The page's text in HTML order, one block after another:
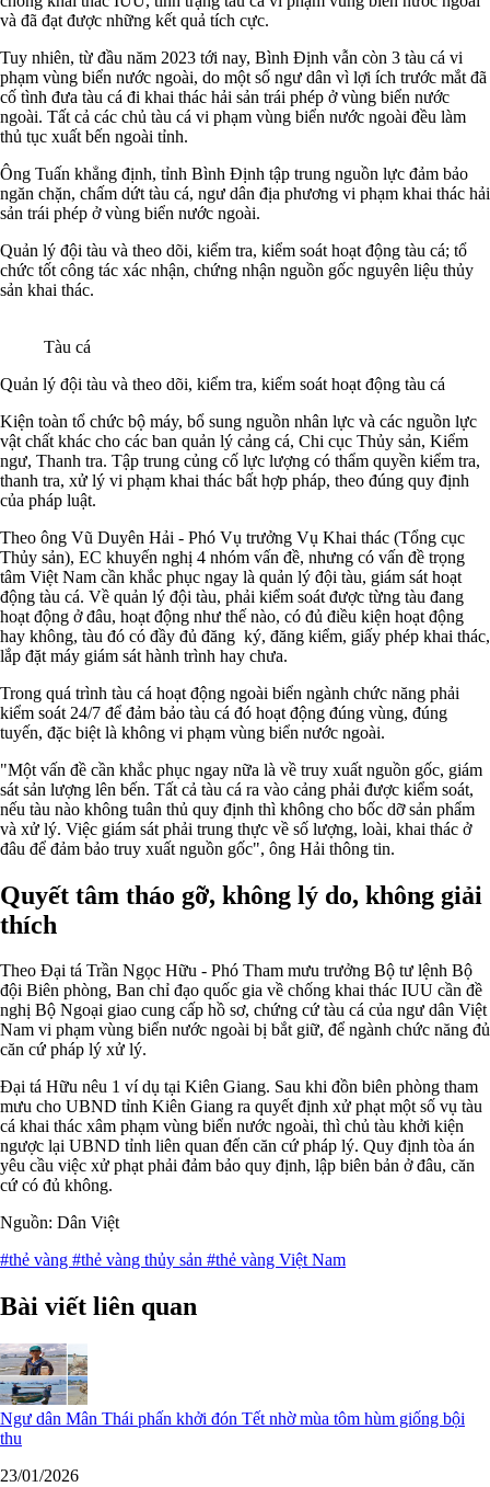
và đã đạt được những kết quả tích cực.
Tuy nhiên, từ đầu năm 2023 tới nay, Bình Định vẫn còn 3 tàu cá vi
phạm vùng biển nước ngoài, do một số ngư dân vì lợi ích trước mắt đã
cố tình đưa tàu cá đi khai thác hải sản trái phép ở vùng biển nước
ngoài. Tất cả các chủ tàu cá vi phạm vùng biển nước ngoài đều làm
thủ tục xuất bến ngoài tỉnh.
Ông Tuấn khẳng định, tỉnh Bình Định tập trung nguồn lực đảm bảo
ngăn chặn, chấm dứt tàu cá, ngư dân địa phương vi phạm khai thác hải
sản trái phép ở vùng biển nước ngoài.
Quản lý đội tàu và theo dõi, kiểm tra, kiểm soát hoạt động tàu cá; tổ
chức tốt công tác xác nhận, chứng nhận nguồn gốc nguyên liệu thủy
sản khai thác.
Tàu cá
Quản lý đội tàu và theo dõi, kiểm tra, kiểm soát hoạt động tàu cá
Kiện toàn tổ chức bộ máy, bổ sung nguồn nhân lực và các nguồn lực
vật chất khác cho các ban quản lý cảng cá, Chi cục Thủy sản, Kiểm
ngư, Thanh tra. Tập trung củng cố lực lượng có thẩm quyền kiểm tra,
thanh tra, xử lý vi phạm khai thác bất hợp pháp, theo đúng quy định
của pháp luật.
Theo ông Vũ Duyên Hải - Phó Vụ trưởng Vụ Khai thác (Tổng cục
Thủy sản), EC khuyến nghị 4 nhóm vấn đề, nhưng có vấn đề trọng
tâm Việt Nam cần khắc phục ngay là quản lý đội tàu, giám sát hoạt
động tàu cá. Về quản lý đội tàu, phải kiểm soát được từng tàu đang
hoạt động ở đâu, hoạt động như thế nào, có đủ điều kiện hoạt động
hay không, tàu đó có đầy đủ đăng ký, đăng kiểm, giấy phép khai thác,
lắp đặt máy giám sát hành trình hay chưa.
Trong quá trình tàu cá hoạt động ngoài biển ngành chức năng phải
kiểm soát 24/7 để đảm bảo tàu cá đó hoạt động đúng vùng, đúng
tuyến, đặc biệt là không vi phạm vùng biển nước ngoài.
"Một vấn đề cần khắc phục ngay nữa là về truy xuất nguồn gốc, giám
sát sản lượng lên bến. Tất cả tàu cá ra vào cảng phải được kiểm soát,
nếu tàu nào không tuân thủ quy định thì không cho bốc dỡ sản phẩm
và xử lý. Việc giám sát phải trung thực về số lượng, loài, khai thác ở
đâu để đảm bảo truy xuất nguồn gốc", ông Hải thông tin.
Quyết tâm tháo gỡ, không lý do, không giải
thích
Theo Đại tá Trần Ngọc Hữu - Phó Tham mưu trưởng Bộ tư lệnh Bộ
đội Biên phòng, Ban chỉ đạo quốc gia về chống khai thác IUU cần đề
nghị Bộ Ngoại giao cung cấp hồ sơ, chứng cứ tàu cá của ngư dân Việt
Nam vi phạm vùng biển nước ngoài bị bắt giữ, để ngành chức năng đủ
căn cứ pháp lý xử lý.
Đại tá Hữu nêu 1 ví dụ tại Kiên Giang. Sau khi đồn biên phòng tham
mưu cho UBND tỉnh Kiên Giang ra quyết định xử phạt một số vụ tàu
cá khai thác xâm phạm vùng biển nước ngoài, thì chủ tàu khởi kiện
ngược lại UBND tỉnh liên quan đến căn cứ pháp lý. Quy định tòa án
yêu cầu việc xử phạt phải đảm bảo quy định, lập biên bản ở đâu, căn
cứ có đủ không.
Nguồn: Dân Việt
#thẻ vàng #thẻ vàng thủy sản #thẻ vàng Việt Nam
Bài viết liên quan
Ngư dân Mân Thái phấn khởi đón Tết nhờ mùa tôm hùm giống bội
thu
23/01/2026